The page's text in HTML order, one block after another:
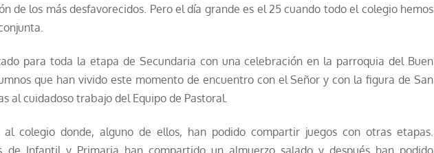
de los más desfavorecidos. Pero el día grande es el 25 cuando todo el colegio hemos
para toda la etapa de Secundaria con una celebración en la parroquia del Buen
que han vivido este momento de encuentro con el Señor y con la figura de San
al cuidadoso trabajo del Equipo de Pastoral.
colegio donde, alguno de ellos, han podido compartir juegos con otras etapas.
de Infantil y Primaria han compartido un almuerzo salado y después han podido